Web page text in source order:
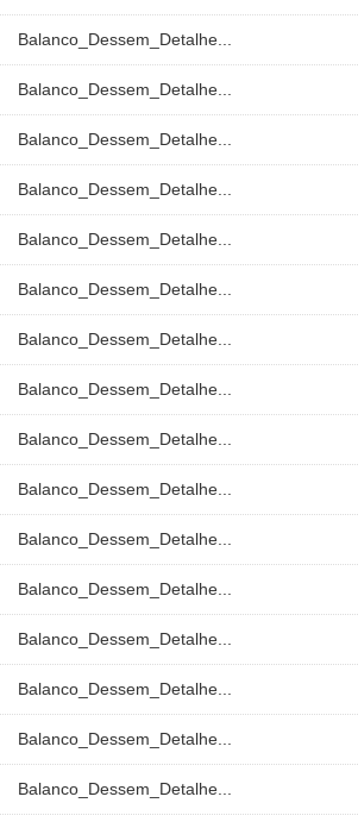
Balanco_Dessem_Detalhe...
Balanco_Dessem_Detalhe...
Balanco_Dessem_Detalhe...
Balanco_Dessem_Detalhe...
Balanco_Dessem_Detalhe...
Balanco_Dessem_Detalhe...
Balanco_Dessem_Detalhe...
Balanco_Dessem_Detalhe...
Balanco_Dessem_Detalhe...
Balanco_Dessem_Detalhe...
Balanco_Dessem_Detalhe...
Balanco_Dessem_Detalhe...
Balanco_Dessem_Detalhe...
Balanco_Dessem_Detalhe...
Balanco_Dessem_Detalhe...
Balanco_Dessem_Detalhe...